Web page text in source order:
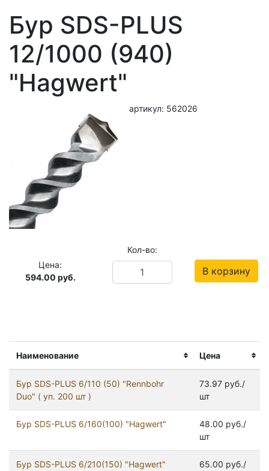
Наименование Цена
Бур SDS-PLUS 6/110 (50) "Rennbohr
Duo" ( уп. 200 шт )
73.97 руб./
шт
Бур SDS-PLUS 6/160(100) "Hagwert"
48.00 руб./
шт
Бур SDS-PLUS 6/210(150) "Hagwert"
65.00 руб./
Бур SDS-PLUS
12/1000 (940)
"Hagwert"
артикул: 562026
Цена:
594.00 руб.
Кол-во:
В корзину